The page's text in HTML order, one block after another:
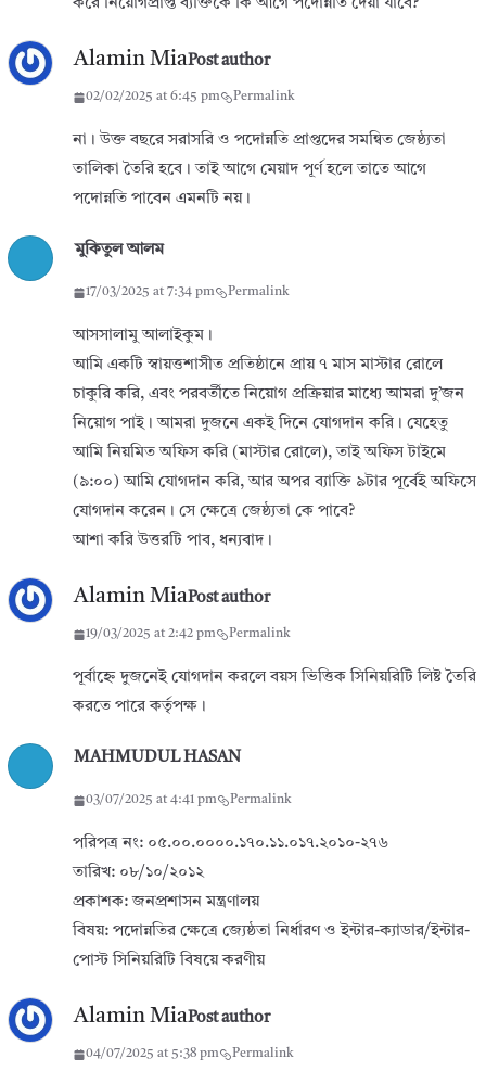
করে নিয়োগপ্রাপ্ত ব্যক্তিকে কি আগে পদোন্নতি দেয়া যাবে?
Alamin MiaPost author
02/02/2025 at 6:45 pm Permalink
না। উক্ত বছরে সরাসরি ও পদোন্নতি প্রাপ্তদের সমন্বিত জেষ্ঠ্যতা
তালিকা তৈরি হবে। তাই আগে মেয়াদ পূর্ণ হলে তাতে আগে
পদোন্নতি পাবেন এমনটি নয়।
মুকিতুল আলম
17/03/2025 at 7:34 pm Permalink
আসসালামু আলাইকুম।
আমি একটি স্বায়ত্তশাসীত প্রতিষ্ঠানে প্রায় ৭ মাস মাস্টার রোলে
চাকুরি করি, এবং পরবর্তীতে নিয়োগ প্রক্রিয়ার মাধ্যে আমরা দু’জন
নিয়োগ পাই। আমরা দুজনে একই দিনে যোগদান করি। যেহেতু
আমি নিয়মিত অফিস করি (মাস্টার রোলে), তাই অফিস টাইমে
(৯:০০) আমি যোগদান করি, আর অপর ব্যাক্তি ৯টার পূর্বেই অফিসে
যোগদান করেন। সে ক্ষেত্রে জেষ্ঠ্যতা কে পাবে?
আশা করি উত্তরটি পাব, ধন্যবাদ।
Alamin MiaPost author
19/03/2025 at 2:42 pm Permalink
পূর্বাহ্নে দুজনেই যোগদান করলে বয়স ভিত্তিক সিনিয়রিটি লিষ্ট তৈরি
করতে পারে কর্তৃপক্ষ।
MAHMUDUL HASAN
03/07/2025 at 4:41 pm Permalink
পরিপত্র নং: ০৫.০০.০০০০.১৭০.১১.০১৭.২০১০-২৭৬
তারিখ: ০৮/১০/২০১২
প্রকাশক: জনপ্রশাসন মন্ত্রণালয়
বিষয়: পদোন্নতির ক্ষেত্রে জ্যেষ্ঠতা নির্ধারণ ও ইন্টার-ক্যাডার/ইন্টার-
পোস্ট সিনিয়রিটি বিষয়ে করণীয়
Alamin MiaPost author
04/07/2025 at 5:38 pm Permalink